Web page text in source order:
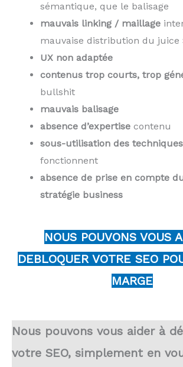
sémantique, que le balisage
mauvais linking / maillage
mauvaise distribution du juice
UX non adaptée
contenus trop courts, trop
bullshit
mauvais balisage
absence d’expertise contenu
sous-utilisation des techniques
fonctionnent
absence de prise en compte
stratégie business
NOUS POUVONS VOUS
DEBLOQUER VOTRE SEO
MARGE
Nous pouvons vous aider à
votre SEO, simplement en